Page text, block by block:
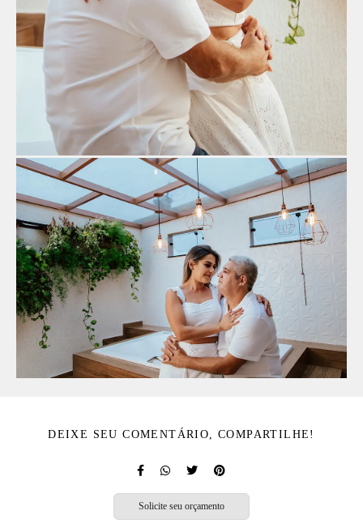
DEIXE SEU COMENTÁRIO, COMPARTILHE!
Solicite seu orçamento